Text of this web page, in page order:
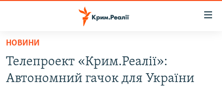
Перейти
основного
матеріалу
ВОДА.КРИМ
НОВИНИ
Телепроект «Крим.Реалії»:
Автономний гачок для України